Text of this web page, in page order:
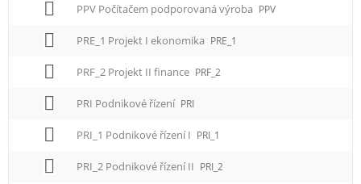
PPV Počítačem podporovaná výroba PPV
PRE_1 Projekt I ekonomika PRE_1
PRF_2 Projekt II finance PRF_2
PRI Podnikové řízení PRI
PRI_1 Podnikové řízení I PRI_1
PRI_2 Podnikové řízení II PRI_2